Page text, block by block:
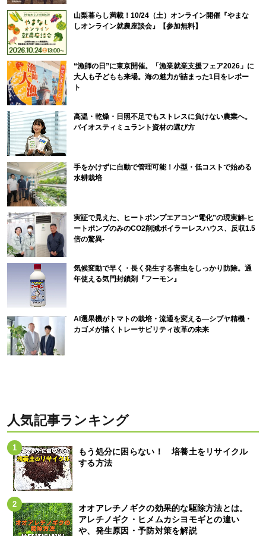
山梨暮らし満載！10/24（土）オンライン開催『やまな
しオンライン就農座談会』【参加無料】
“漁師の日”に東京開催。「漁業就業支援フェア2026」に
大人も子どもも来場。海の魅力が詰まった1日をレポー
ト
高温・乾燥・日照不足でもストレスに負けない農業へ。
バイオスティミュラント資材の選び方
手をかけずに自動で管理可能！小型・低コストで始める
水耕栽培
実証で見えた、ヒートポンプエアコン“電化”の現実解-ヒ
ートポンプのみのCO2削減ボイラーレスハウス、反収1.5
倍の驚異-
気候変動で早く・長く発生する害虫をしっかり防除。通
年使える気門封鎖剤『フーモン』
AI選果機がトマトの栽培・流通を変える―シブヤ精機・
カゴメが描くトレーサビリティ改革の未来
人気記事ランキング
もう処分に困らない！ 培養土をリサイクル
する方法
オオアレチノギクの効果的な駆除方法とは。
アレチノギク・ヒメムカシヨモギとの違い
や、発生原因・予防対策を解説